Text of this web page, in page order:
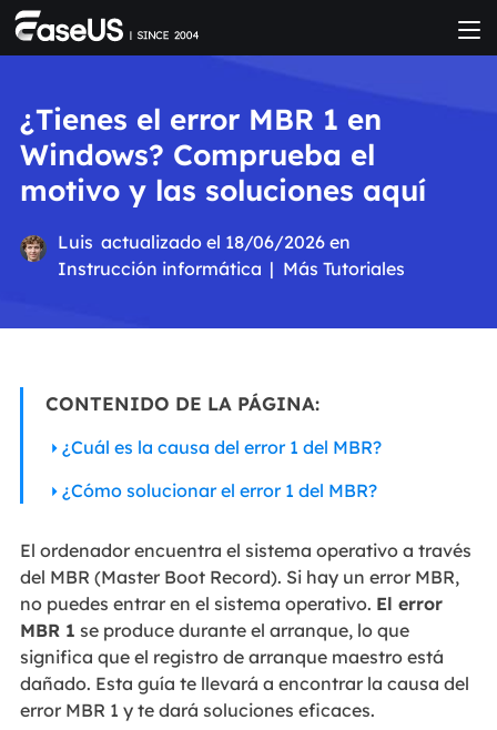
¿Tienes el error MBR 1 en
Windows? Comprueba el
motivo y las soluciones aquí
Luis actualizado el 18/06/2026 en
Instrucción informática | Más Tutoriales
CONTENIDO DE LA PÁGINA:
¿Cuál es la causa del error 1 del MBR?
¿Cómo solucionar el error 1 del MBR?
El ordenador encuentra el sistema operativo a través
del MBR (Master Boot Record). Si hay un error MBR,
no puedes entrar en el sistema operativo. El error
MBR 1 se produce durante el arranque, lo que
significa que el registro de arranque maestro está
dañado. Esta guía te llevará a encontrar la causa del
error MBR 1 y te dará soluciones eficaces.